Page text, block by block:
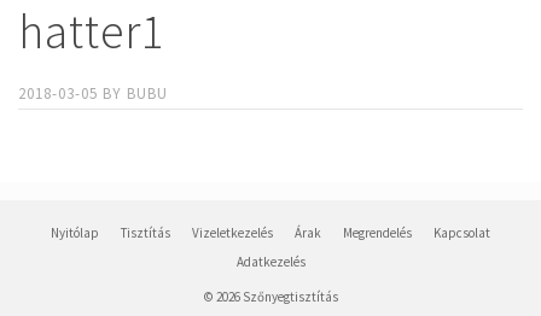
hatter1
2018-03-05 BY BUBU
Nyitólap Tisztítás Vizeletkezelés Árak Megrendelés
Kapcsolat
Adatkezelés
© 2026 Szőnyegtisztítás